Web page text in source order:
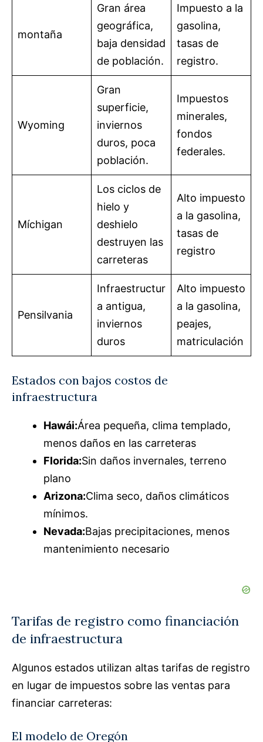
montaña
Gran área
geográfica,
baja densidad
de población.
Impuesto a la
gasolina,
tasas de
registro.
Wyoming
Gran
superficie,
inviernos
duros, poca
población.
Impuestos
minerales,
fondos
federales.
Míchigan
Los ciclos de
hielo y
deshielo
destruyen las
carreteras
Alto impuesto
a la gasolina,
tasas de
registro
Pensilvania
Infraestructur
a antigua,
inviernos
duros
Alto impuesto
a la gasolina,
peajes,
matriculación
Estados con bajos costos de
infraestructura
Hawái:Área pequeña, clima templado,
menos daños en las carreteras
Florida:Sin daños invernales, terreno
plano
Arizona:Clima seco, daños climáticos
mínimos.
Nevada:Bajas precipitaciones, menos
mantenimiento necesario
Tarifas de registro como financiación
de infraestructura
Algunos estados utilizan altas tarifas de registro
en lugar de impuestos sobre las ventas para
financiar carreteras:
El modelo de Oregón